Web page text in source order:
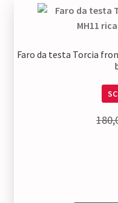
Faro da testa Torcia